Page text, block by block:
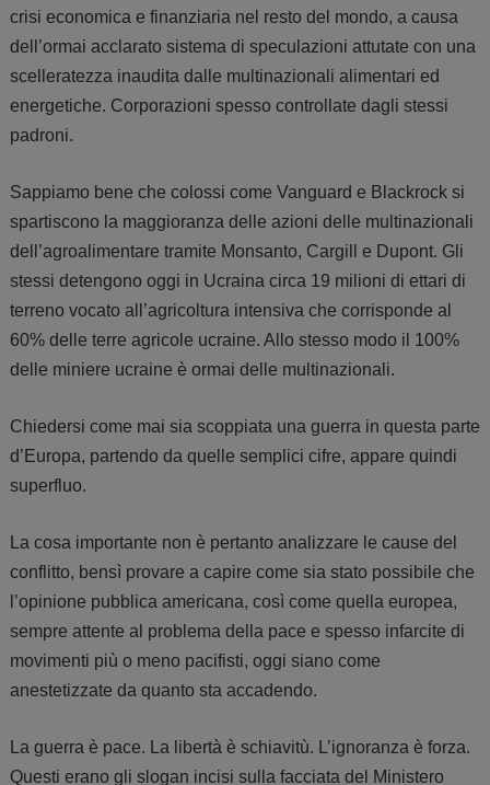
crisi economica e finanziaria nel resto del mondo, a causa
dell’ormai acclarato sistema di speculazioni attutate con una
scelleratezza inaudita dalle multinazionali alimentari ed
energetiche. Corporazioni spesso controllate dagli stessi
padroni.
Sappiamo bene che colossi come Vanguard e Blackrock si
spartiscono la maggioranza delle azioni delle multinazionali
dell’agroalimentare tramite Monsanto, Cargill e Dupont. Gli
stessi detengono oggi in Ucraina circa 19 milioni di ettari di
terreno vocato all’agricoltura intensiva che corrisponde al
60% delle terre agricole ucraine. Allo stesso modo il 100%
delle miniere ucraine è ormai delle multinazionali.
Chiedersi come mai sia scoppiata una guerra in questa parte
d’Europa, partendo da quelle semplici cifre, appare quindi
superfluo.
La cosa importante non è pertanto analizzare le cause del
conflitto, bensì provare a capire come sia stato possibile che
l’opinione pubblica americana, così come quella europea,
sempre attente al problema della pace e spesso infarcite di
movimenti più o meno pacifisti, oggi siano come
anestetizzate da quanto sta accadendo.
La guerra è pace. La libertà è schiavitù. L’ignoranza è forza.
Questi erano gli slogan incisi sulla facciata del Ministero